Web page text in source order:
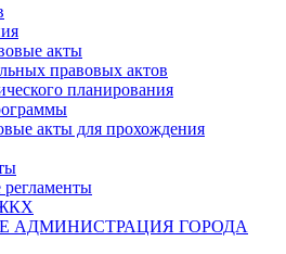
акты
правовых актов
планирования
акты для прохождения
ЖКХ
АДМИНИСТРАЦИЯ ГОРОДА